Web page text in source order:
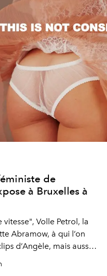
de
à Bruxelles à
Volle Petrol, la
Abramow, à qui l’on
d’Angèle, mais aussi
du 9 septembre au 12